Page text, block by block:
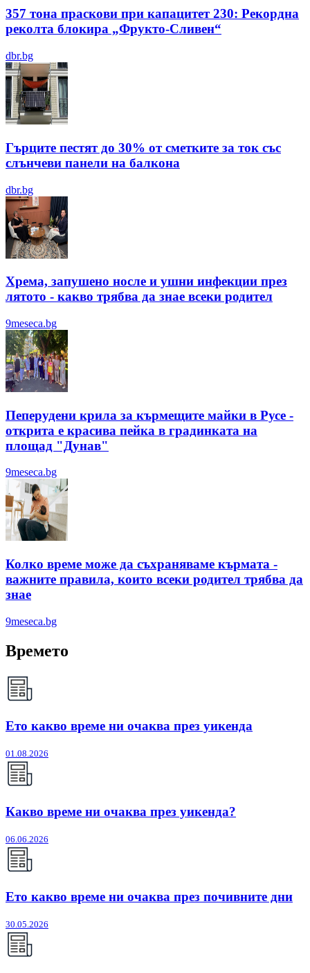
357 тона праскови при капацитет 230: Рекордна
реколта блокира „Фрукто-Сливен“
dbr.bg
Гърците пестят до 30% от сметките за ток със
слънчеви панели на балкона
dbr.bg
Хрема, запушено носле и ушни инфекции през
лятотo - какво трябва да знае всеки родител
9meseca.bg
Пеперудени крила за кърмещите майки в Русе -
открита е красива пейка в градинката на
площад "Дунав"
9meseca.bg
Колко време може да съхраняваме кърмата -
важните правила, които всеки родител трябва да
знае
9meseca.bg
Времето
Ето какво време ни очаква през уикенда
01.08.2026
Какво време ни очаква през уикенда?
06.06.2026
Ето какво време ни очаква през почивните дни
30.05.2026